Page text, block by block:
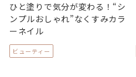
ひと塗りで気分が変わる！“シ
ンプルおしゃれ”なくすみカラ
ーネイル
ビューティー